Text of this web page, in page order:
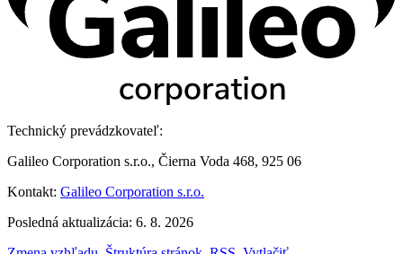
Technický prevádzkovateľ:
Galileo Corporation s.r.o., Čierna Voda 468, 925 06
Kontakt: Galileo Corporation s.r.o.
Posledná aktualizácia: 6. 8. 2026